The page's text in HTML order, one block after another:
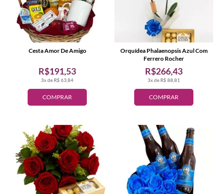
COMPRAR
3x de R$ 63,84
R$191,53
Cesta Amor De Amigo
COMPRAR
3x de R$ 88,81
R$266,43
Orquídea Phalaenopsis Azul Com
Ferrero Rocher